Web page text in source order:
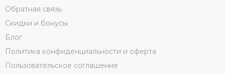
Обратная связь
Скидки и бонусы
Блог
Политика конфиденциальности и оферта
Пользовательское соглашение